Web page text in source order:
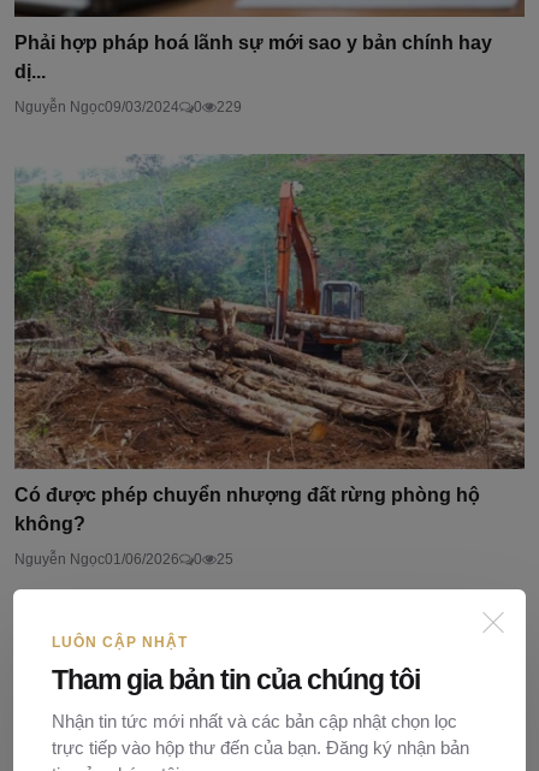
Phải hợp pháp hoá lãnh sự mới sao y bản chính hay
dị...
Nguyễn Ngọc09/03/2024 0 229
Có được phép chuyển nhượng đất rừng phòng hộ
không?
Nguyễn Ngọc01/06/2026 0 25
Bình luận (
LUÔN CẬP NHẬT
Tham gia bản tin của chúng tôi
Nhận tin tức mới nhất và các bản cập nhật chọn lọc
trực tiếp vào hộp thư đến của bạn. Đăng ký nhận bản